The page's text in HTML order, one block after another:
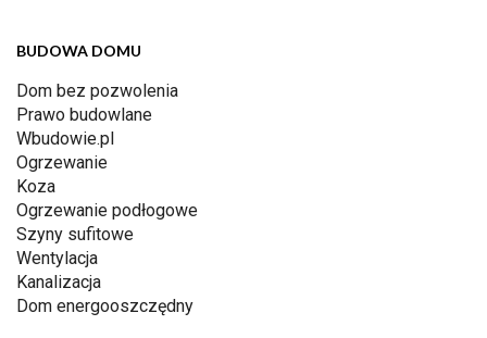
BUDOWA DOMU
Dom bez pozwolenia
Prawo budowlane
Wbudowie.pl
Ogrzewanie
Koza
Ogrzewanie podłogowe
Szyny sufitowe
Wentylacja
Kanalizacja
Dom energooszczędny